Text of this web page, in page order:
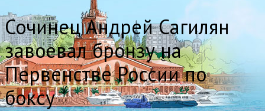
Сочинец Андрей Сагилян
завоевал бронзу на
Первенстве России по
боксу